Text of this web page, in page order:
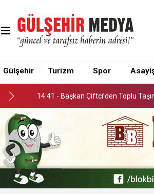
Gülşehir Turizm Spor
14:41 - Başkan Çiftci’den Toplu
14:41 - Başkan Çiftci’den Toplu
14:41 - Başkan Çiftci’den Toplu